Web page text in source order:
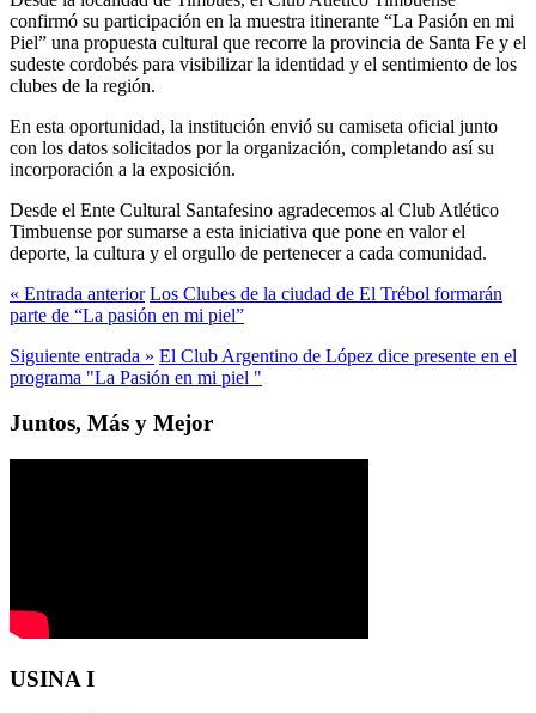
confirmó su participación en la muestra itinerante “La Pasión en mi
Piel” una propuesta cultural que recorre la provincia de Santa Fe y el
sudeste cordobés para visibilizar la identidad y el sentimiento de los
clubes de la región.
En esta oportunidad, la institución envió su camiseta oficial junto
con los datos solicitados por la organización, completando así su
incorporación a la exposición.
Desde el Ente Cultural Santafesino agradecemos al Club Atlético
Timbuense por sumarse a esta iniciativa que pone en valor el
deporte, la cultura y el orgullo de pertenecer a cada comunidad.
« Entrada anterior Los Clubes de la ciudad de El Trébol formarán
parte de “La pasión en mi piel”
Siguiente entrada » El Club Argentino de López dice presente en el
programa "La Pasión en mi piel "
Juntos, Más y Mejor
USINA I